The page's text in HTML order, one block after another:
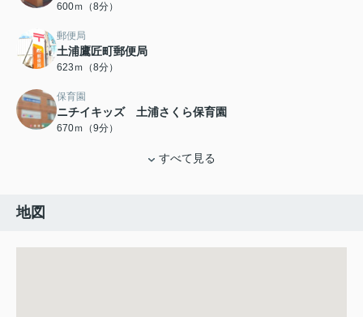
600ｍ（8分）
郵便局
土浦鷹匠町郵便局
623ｍ（8分）
保育園
ニチイキッズ 土浦さくら保育園
670ｍ（9分）
すべて見る
地図